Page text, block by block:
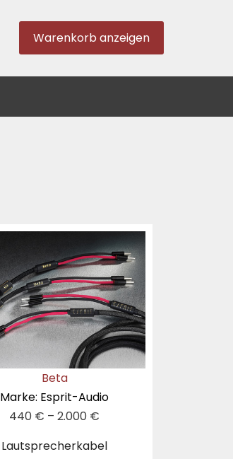
Warenkorb anzeigen
Lautsprecherkabel
Beta
Marke: Esprit-Audio
440 € –2.000 €